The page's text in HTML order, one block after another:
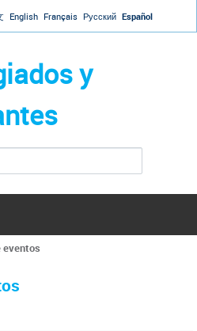
to navigation
English Français Русский Español
y
eventos